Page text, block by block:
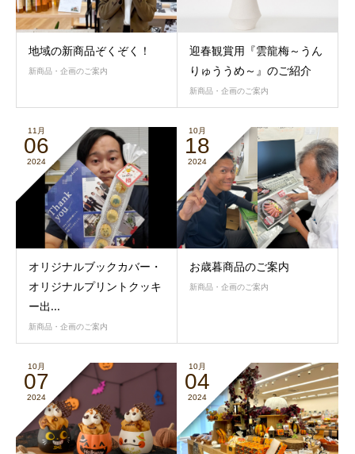
地域の新商品ぞくぞく！
新商品・企画のご案内
迎春観賞用『雲龍梅～うん
りゅううめ～』のご紹介
新商品・企画のご案内
11月
06
2024
オリジナルブックカバー・
オリジナルプリントクッキ
ー出...
新商品・企画のご案内
10月
18
2024
お歳暮商品のご案内
新商品・企画のご案内
10月
07
2024
10月
04
2024